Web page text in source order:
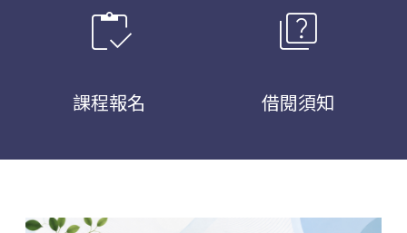
inventory
課程報名
quiz
借閱須知